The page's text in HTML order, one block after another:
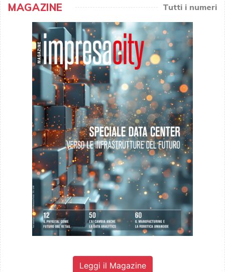
MAGAZINE Tutti i numeri
Leggi il Magazine